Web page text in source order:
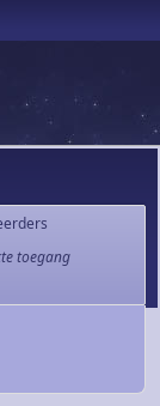
toegang